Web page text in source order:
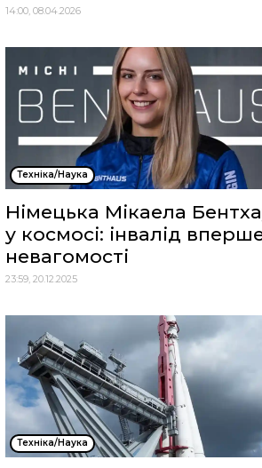
14:00, 08.04.2026
Техніка/Наука
Німецька Мікаела
у космосі: інвалід
невагомості
23:59, 20.12.2025
Техніка/Наука